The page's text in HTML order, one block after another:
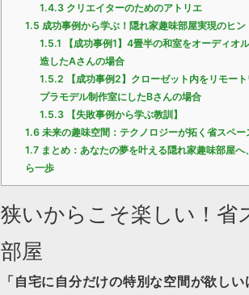
1.4.3 クリエイターのためのアトリエ
1.5 成功事例から学ぶ！隠れ家趣味部屋実現のヒン
1.5.1 【成功事例1】4畳半の和室をオーディオ
造したAさんの場合
1.5.2 【成功事例2】クローゼット内をリモー
プラモデル制作室にしたBさんの場合
1.5.3 【失敗事例から学ぶ教訓】
1.6未来の趣味空間：テクノロジーが拓く省スペー
1.7まとめ：あなたの夢を叶える隠れ家趣味部屋へ
ら一歩
狭いからこそ楽しい！省
部屋
「自宅に自分だけの特別な空間が欲し